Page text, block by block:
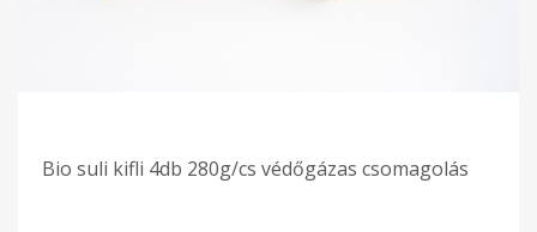
Bio suli kifli 4db 280g/cs védőgázas csomagolás